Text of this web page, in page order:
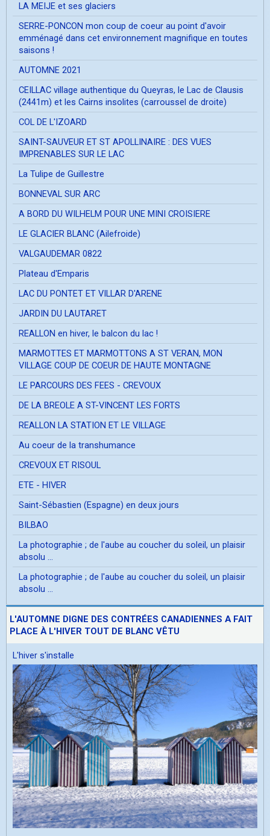
LA MEIJE et ses glaciers
SERRE-PONCON mon coup de coeur au point d'avoir
emménagé dans cet environnement magnifique en toutes
saisons !
AUTOMNE 2021
CEILLAC village authentique du Queyras, le Lac de Clausis
(2441m) et les Cairns insolites (carroussel de droite)
COL DE L'IZOARD
SAINT-SAUVEUR ET ST APOLLINAIRE : DES VUES
IMPRENABLES SUR LE LAC
La Tulipe de Guillestre
BONNEVAL SUR ARC
A BORD DU WILHELM POUR UNE MINI CROISIERE
LE GLACIER BLANC (Ailefroide)
VALGAUDEMAR 0822
Plateau d'Emparis
LAC DU PONTET ET VILLAR D'ARENE
JARDIN DU LAUTARET
REALLON en hiver, le balcon du lac !
MARMOTTES ET MARMOTTONS A ST VERAN, MON
VILLAGE COUP DE COEUR DE HAUTE MONTAGNE
LE PARCOURS DES FEES - CREVOUX
DE LA BREOLE A ST-VINCENT LES FORTS
REALLON LA STATION ET LE VILLAGE
Au coeur de la transhumance
CREVOUX ET RISOUL
ETE - HIVER
Saint-Sébastien (Espagne) en deux jours
BILBAO
La photographie ; de l'aube au coucher du soleil, un plaisir
absolu ...
La photographie ; de l'aube au coucher du soleil, un plaisir
absolu ...
L'AUTOMNE DIGNE DES CONTRÉES CANADIENNES A FAIT
PLACE À L'HIVER TOUT DE BLANC VÊTU
L'hiver s'installe